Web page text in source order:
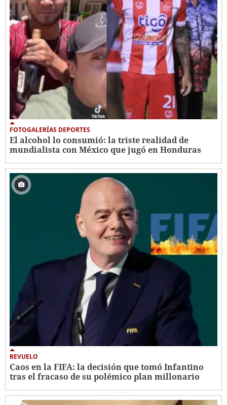
FOTOGALERÍAS DEPORTES
El alcohol lo consumió: la triste realidad de
mundialista con México que jugó en Honduras
REVUELO
Caos en la FIFA: la decisión que tomó Infantino
tras el fracaso de su polémico plan millonario